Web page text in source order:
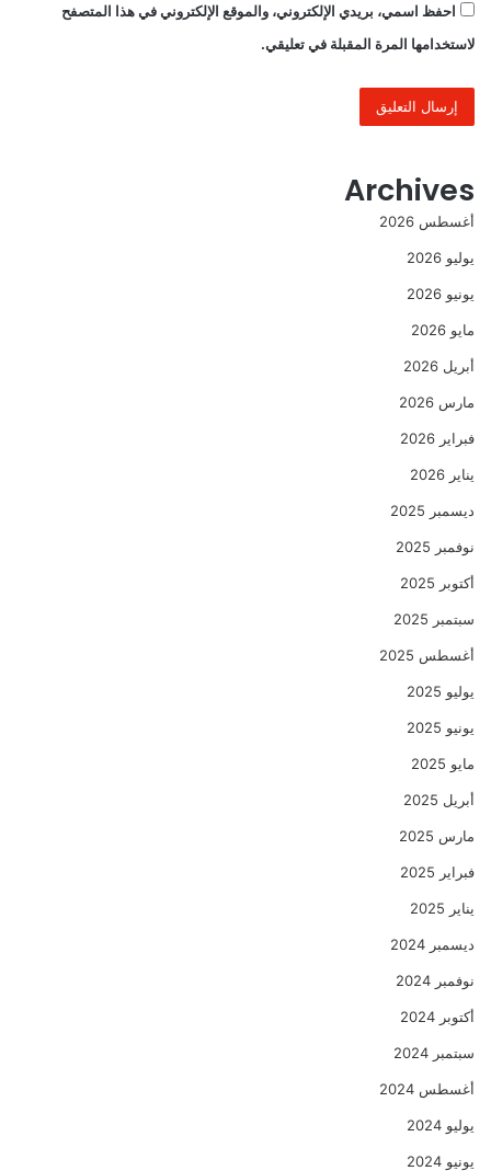
احفظ اسمي، بريدي الإلكتروني، والموقع الإلكتروني في هذا المتصفح
لاستخدامها المرة المقبلة في تعليقي.
Archives
أغسطس 2026
يوليو 2026
يونيو 2026
مايو 2026
أبريل 2026
مارس 2026
فبراير 2026
يناير 2026
ديسمبر 2025
نوفمبر 2025
أكتوبر 2025
سبتمبر 2025
أغسطس 2025
يوليو 2025
يونيو 2025
مايو 2025
أبريل 2025
مارس 2025
فبراير 2025
يناير 2025
ديسمبر 2024
نوفمبر 2024
أكتوبر 2024
سبتمبر 2024
أغسطس 2024
يوليو 2024
يونيو 2024